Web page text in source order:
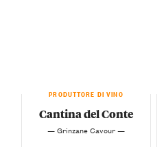
PRODUTTORE DI VINO
Cantina del Conte
— Grinzane Cavour —